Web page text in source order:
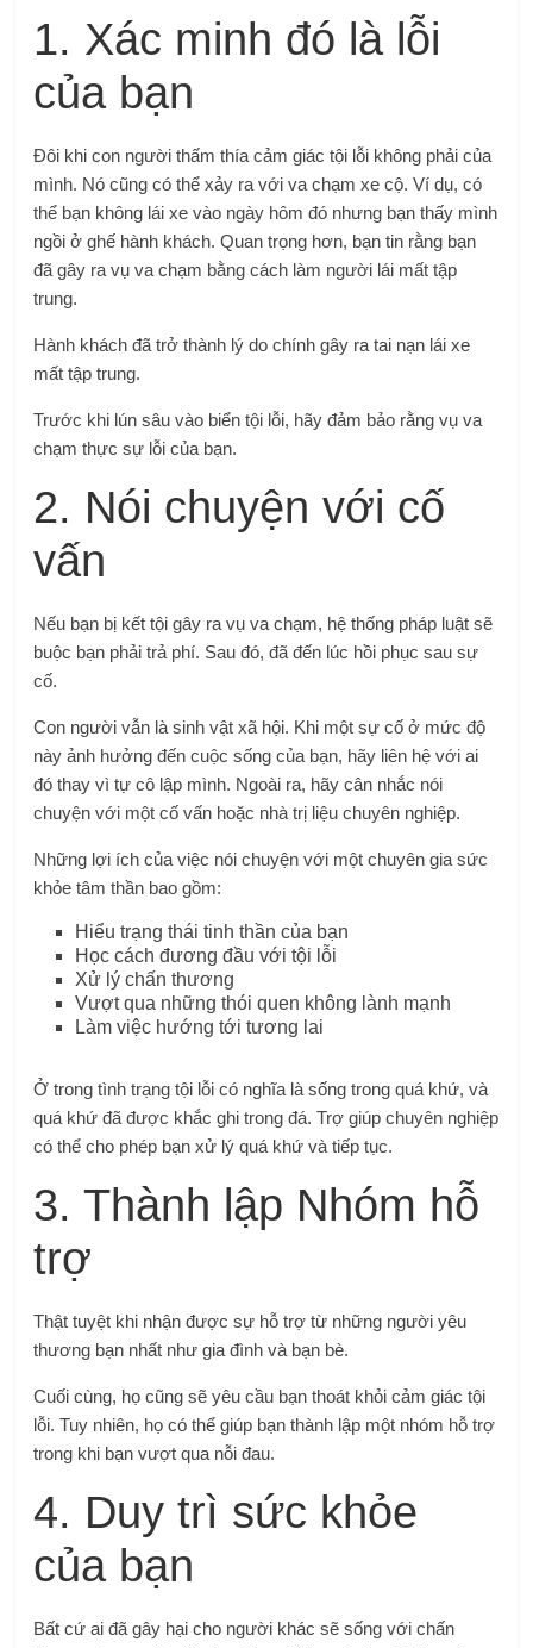
1. Xác minh đó là lỗi
của bạn
Đôi khi con người thấm thía cảm giác tội lỗi không phải của
mình. Nó cũng có thể xảy ra với va chạm xe cộ. Ví dụ, có
thể bạn không lái xe vào ngày hôm đó nhưng bạn thấy mình
ngồi ở ghế hành khách. Quan trọng hơn, bạn tin rằng bạn
đã gây ra vụ va chạm bằng cách làm người lái mất tập
trung.
Hành khách đã trở thành lý do chính gây ra tai nạn lái xe
mất tập trung.
Trước khi lún sâu vào biển tội lỗi, hãy đảm bảo rằng vụ va
chạm thực sự lỗi của bạn.
2. Nói chuyện với cố
vấn
Nếu bạn bị kết tội gây ra vụ va chạm, hệ thống pháp luật sẽ
buộc bạn phải trả phí. Sau đó, đã đến lúc hồi phục sau sự
cố.
Con người vẫn là sinh vật xã hội. Khi một sự cố ở mức độ
này ảnh hưởng đến cuộc sống của bạn, hãy liên hệ với ai
đó thay vì tự cô lập mình. Ngoài ra, hãy cân nhắc nói
chuyện với một cố vấn hoặc nhà trị liệu chuyên nghiệp.
Những lợi ích của việc nói chuyện với một chuyên gia sức
khỏe tâm thần bao gồm:
Hiểu trạng thái tinh thần của bạn
Học cách đương đầu với tội lỗi
Xử lý chấn thương
Vượt qua những thói quen không lành mạnh
Làm việc hướng tới tương lai
Ở trong tình trạng tội lỗi có nghĩa là sống trong quá khứ, và
quá khứ đã được khắc ghi trong đá. Trợ giúp chuyên nghiệp
có thể cho phép bạn xử lý quá khứ và tiếp tục.
3. Thành lập Nhóm hỗ
trợ
Thật tuyệt khi nhận được sự hỗ trợ từ những người yêu
thương bạn nhất như gia đình và bạn bè.
Cuối cùng, họ cũng sẽ yêu cầu bạn thoát khỏi cảm giác tội
lỗi. Tuy nhiên, họ có thể giúp bạn thành lập một nhóm hỗ trợ
trong khi bạn vượt qua nỗi đau.
4. Duy trì sức khỏe
của bạn
Bất cứ ai đã gây hại cho người khác sẽ sống với chấn